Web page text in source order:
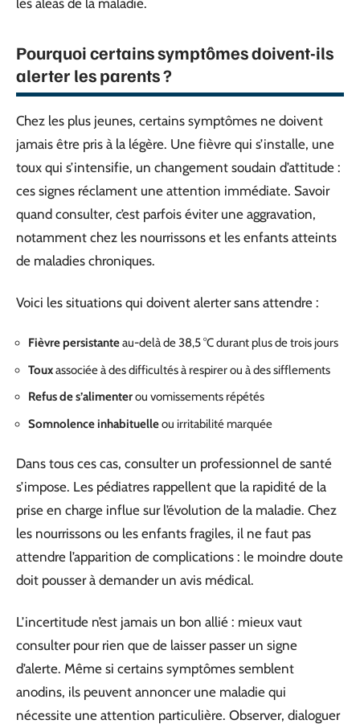
les aléas de la maladie.
Pourquoi certains symptômes doivent-ils
alerter les parents ?
Chez les plus jeunes, certains symptômes ne doivent
jamais être pris à la légère. Une fièvre qui s’installe, une
toux qui s’intensifie, un changement soudain d’attitude :
ces signes réclament une attention immédiate. Savoir
quand consulter, c’est parfois éviter une aggravation,
notamment chez les nourrissons et les enfants atteints
de maladies chroniques.
Voici les situations qui doivent alerter sans attendre :
Fièvre persistanteau-delà de 38,5 °C durant plus de trois jours
Touxassociée à des difficultés à respirer ou à des sifflements
Refus de s’alimenterou vomissements répétés
Somnolence inhabituelleou irritabilité marquée
Dans tous ces cas, consulter un professionnel de santé
s’impose. Les pédiatres rappellent que la rapidité de la
prise en charge influe sur l’évolution de la maladie. Chez
les nourrissons ou les enfants fragiles, il ne faut pas
attendre l’apparition de complications : le moindre doute
doit pousser à demander un avis médical.
L’incertitude n’est jamais un bon allié : mieux vaut
consulter pour rien que de laisser passer un signe
d’alerte. Même si certains symptômes semblent
anodins, ils peuvent annoncer une maladie qui
nécessite une attention particulière. Observer, dialoguer